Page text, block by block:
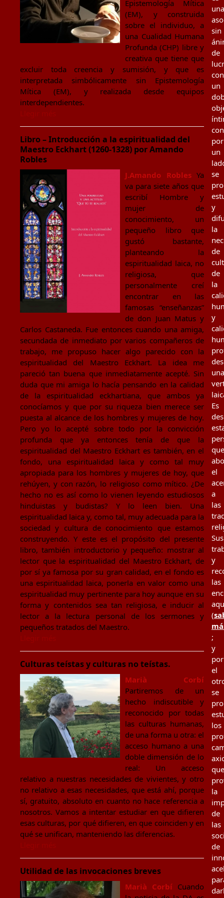
Epistemología Mítica
(EM), y construida
sobre el individuo, a
una Cualidad Humana
Profunda (CHP) libre y
creativa que tiene que
excluir toda creencia y sumisión, y que es
interpretada simbólicamente sin Epistemología
Mítica (EM), y realizada desde equipos
interdependientes.
Libro – Introducción a la espiritualidad del
Maestro Eckhart (1260-1328) por Amando
Robles
J.Amando RoblesYa
va para siete años que
escribí Hombre y
mujer de
conocimiento, un
pequeño libro que
gustó bastante,
planteando la
espiritualidad laica, no
religiosa, que
personalmente creí
encontrar en las
famosas “enseñanzas”
de don Juan Matus y
Carlos Castaneda. Fue entonces cuando una amiga,
secundada de inmediato por varios compañeros de
trabajo, me propuso hacer algo parecido con la
espiritualidad del Maestro Eckhart. La idea me
pareció tan buena que inmediatamente acepté. Sin
duda que mi amiga lo hacía pensando en la calidad
de la espiritualidad eckhartiana, que ambos ya
conocíamos y que por su riqueza bien merece ser
puesta al alcance de los hombres y mujeres de hoy.
Pero yo lo acepté sobre todo por la convicción
profunda que ya entonces tenía de que la
espiritualidad del Maestro Eckhart es también, en el
fondo, una espiritualidad laica y como tal muy
apropiada para los hombres y mujeres de hoy, que
rehúyen, y con razón, lo religioso como mítico. ¿De
hecho no es así como lo vienen leyendo estudiosos
hinduistas y budistas? Y lo leen bien. Una
espiritualidad laica y, como tal, muy adecuada para la
sociedad y cultura de conocimiento que estamos
construyendo. Y este es el propósito del presente
libro, también introductorio y pequeño: mostrar al
lector que la espiritualidad del Maestro Eckhart, de
por sí ya famosa por su gran calidad, en el fondo es
una espiritualidad laica, ponerla en valor como una
espiritualidad muy pertinente para hoy aunque en su
forma y contenidos sea tan religiosa, e inducir al
lector a la lectura personal de los sermones y
pequeños tratados del Maestro.
Culturas teístas y culturas no teístas.
Marià Corbí
Partiremos de un
hecho indiscutible y
reconocido por todas
las culturas humanas,
de una forma u otra: el
acceso humano a una
doble dimensión de lo
real: Un acceso
relativo a nuestras necesidades de vivientes, y otro
no relativo a esas necesidades, que está ahí, porque
sí, gratuito, absoluto en cuanto no hace referencia a
nosotros. Vamos a intentar estudiar en que difieren
esas culturas, por qué difieren, en que coinciden y en
qué se unifican, manteniendo las diferencias.
Utilidad de las invocaciones breves
Marià Corbí Cuando
una
sin
de
con
un
por
un
se
y
la
de
de
la
y
una
Es
que
el
a
las
Sus
y
las
(
;
y
por
el
se
los
que
la
de
las
de